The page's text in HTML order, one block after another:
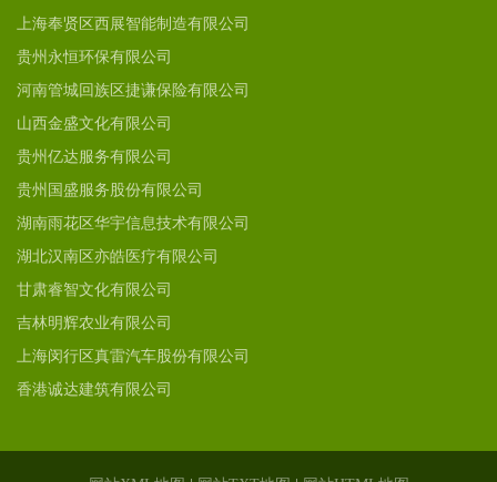
上海奉贤区西展智能制造有限公司
贵州永恒环保有限公司
河南管城回族区捷谦保险有限公司
山西金盛文化有限公司
贵州亿达服务有限公司
贵州国盛服务股份有限公司
湖南雨花区华宇信息技术有限公司
湖北汉南区亦皓医疗有限公司
甘肃睿智文化有限公司
吉林明辉农业有限公司
上海闵行区真雷汽车股份有限公司
香港诚达建筑有限公司